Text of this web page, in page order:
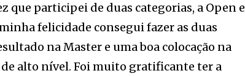
que participei de duas categorias, a Open e
felicidade consegui fazer as duas
na Master e uma boa colocação na
alto nível. Foi muito gratificante ter a